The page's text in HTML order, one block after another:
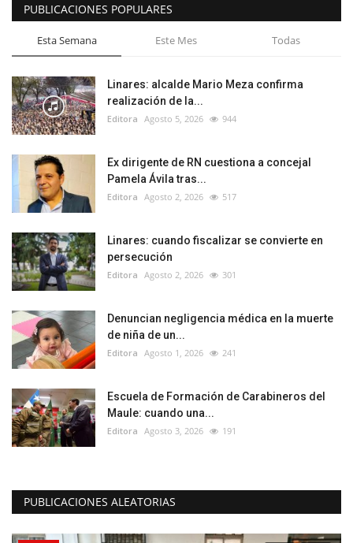
PUBLICACIONES POPULARES
Esta Semana Este Mes Todas
Linares: alcalde Mario Meza confirma
realización de la...
Editora Agosto 5, 2026 944
Ex dirigente de RN cuestiona a concejal
Pamela Ávila tras...
Editora Agosto 2, 2026 517
Linares: cuando fiscalizar se convierte en
persecución
Editora Agosto 2, 2026 301
Denuncian negligencia médica en la muerte
de niña de un...
Editora Agosto 1, 2026 241
Escuela de Formación de Carabineros del
Maule: cuando una...
Editora Agosto 3, 2026 191
PUBLICACIONES ALEATORIAS